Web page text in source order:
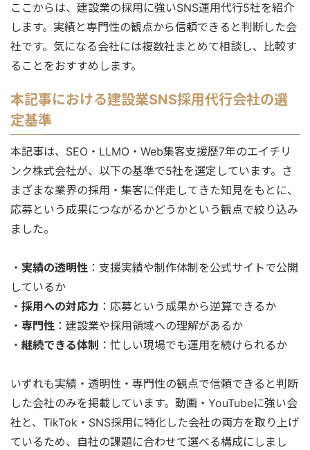
ここからは、建設業の採用に強いSNS運用代行5社を紹介
します。実績と専門性の観点から信頼できると判断した会
社です。気になる会社には複数社まとめて相談し、比較す
ることをおすすめします。
本記事における建設業SNS採用代行会社の選
定基準
本記事は、SEO・LLMO・Web集客支援歴7年のエイチリ
ンク株式会社が、以下の基準で5社を選定しています。さ
まざまな業界の採用・集客に伴走してきた知見をもとに、
応募という成果につながるかどうかという観点で絞り込み
ました。
・ 実績の透明性 ：支援実績や制作体制を公式サイトで公開
しているか
・ 採用への対応力 ：応募という成果から逆算できるか
・ 専門性 ：建設業や採用領域への理解があるか
・ 継続できる体制 ：忙しい現場でも運用を続けられるか
いずれも実績・透明性・専門性の観点で信頼できると判断
した会社のみを掲載しています。動画・YouTubeに強い会
社と、TikTok・SNS採用に特化した会社の両方を取り上げ
ているため、自社の課題に合わせて選べる構成にしまし